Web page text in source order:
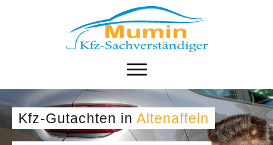
Kfz-Gutachten in Altenaffeln